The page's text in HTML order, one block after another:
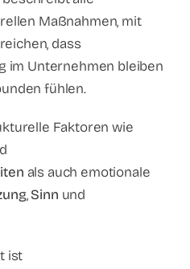
Maßnahmen, mit
dass
im Unternehmen bleiben
fühlen.
Faktoren wie
als auch emotionale
,Sinn und
ist